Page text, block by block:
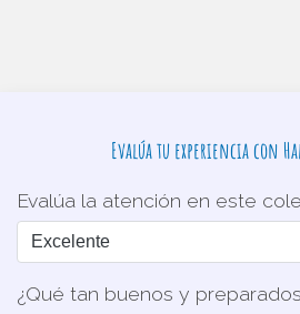
Evalúa tu experiencia con
Evalúa la atención en este
¿Qué tan buenos y